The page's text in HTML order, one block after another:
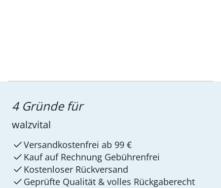
4 Gründe für
walzvital
Versandkostenfrei ab 99 €
Kauf auf Rechnung Gebührenfrei
Kostenloser Rückversand
Geprüfte Qualität & volles Rückgaberecht